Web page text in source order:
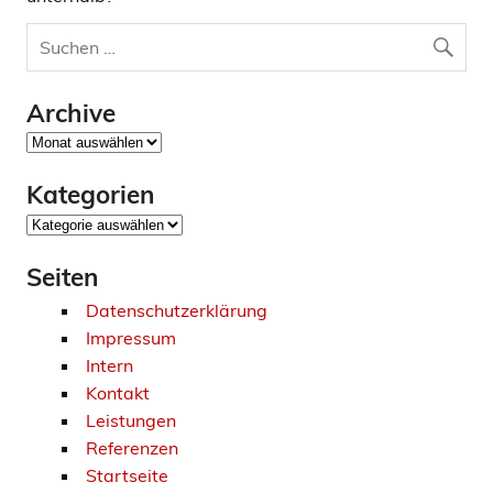
Archive
Archive
Kategorien
Kategorien
Seiten
Datenschutzerklärung
Impressum
Intern
Kontakt
Leistungen
Referenzen
Startseite